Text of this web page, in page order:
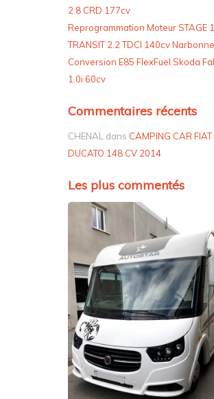
2.8 CRD 177cv
Reprogrammation Moteur STAGE
TRANSIT 2.2 TDCI 140cv Narbonne
Conversion E85 FlexFuel Skoda
1.0i 60cv
Commentaires récents
CHENAL dans CAMPING CAR FIAT
DUCATO 148 CV 2014
Les plus commentés